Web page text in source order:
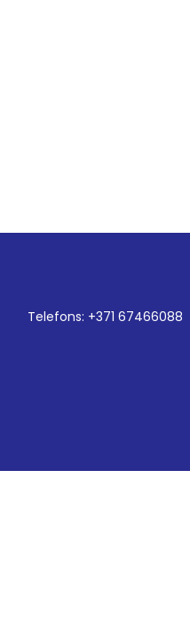
Telefons: +371 67466088